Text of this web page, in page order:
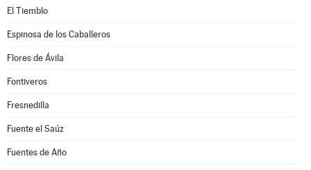
El Tiemblo
Espinosa de los Caballeros
Flores de Ávila
Fontiveros
Fresnedilla
Fuente el Saúz
Fuentes de Año